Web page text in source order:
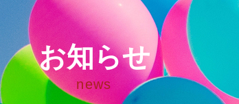
サービス リフォームの進め方 洋洋安
市本店ショールーム 鈴鹿本店ショールーム
お知らせ
news